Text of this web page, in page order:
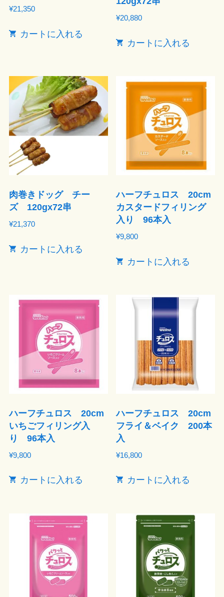
¥21,350
カートに入れる
¥20,880
カートに入れる
肉巻きドッグ チー
ズ 120gx72串
¥21,370
カートに入れる
ハーフチュロス 20cm
カスタードフィリング
入り 96本入
¥9,800
カートに入れる
ハーフチュロス 20cm
いちごフィリング入
り 96本入
¥9,800
カートに入れる
ハーフチュロス 20cm
フライ＆ベイク 200本
入
¥16,800
カートに入れる